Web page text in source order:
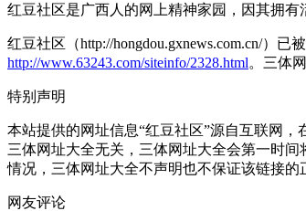
红豆社区是广西人的网上精神家园，因其拥
红豆社区（http://hongdou.gxnews.com.cn/）
http://www.63243.com/siteinfo/2328.html。三体
特别声明
本站提供的网址信息“红豆社区”源自互联网
三体网址大全无关，三体网址大全会第一时
情况，三体网址大全不声明也不保证该链接
网友评论